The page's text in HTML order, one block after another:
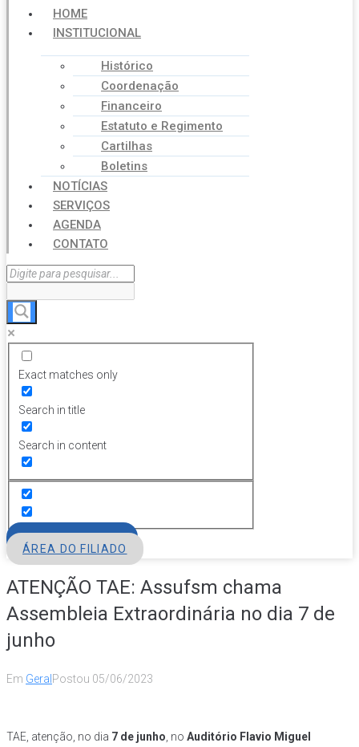
HOME
INSTITUCIONAL
Histórico
Coordenação
Financeiro
Estatuto e Regimento
Cartilhas
Boletins
NOTÍCIAS
SERVIÇOS
AGENDA
CONTATO
Exact matches only
Search in title
Search in content
ÁREA DO FILIADO
ATENÇÃO TAE: Assufsm chama
Assembleia Extraordinária no dia 7 de
junho
Em Geral Postou 05/06/2023
TAE, atenção, no dia 7 de junho , no Auditório Flavio Miguel